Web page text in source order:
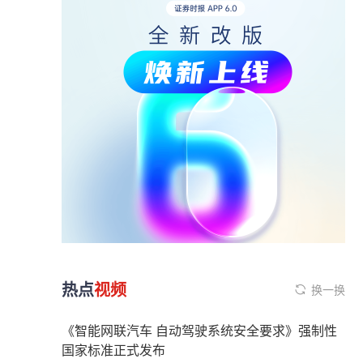
热点视频 换一换
《智能网联汽车 自动驾驶系统安全要求》强制性
国家标准正式发布